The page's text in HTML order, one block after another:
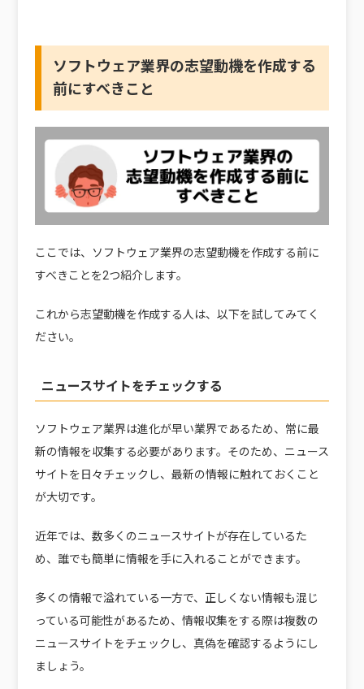
ソフトウェア業界の志望動機を作成する
前にすべきこと
ここでは、ソフトウェア業界の志望動機を作成する前に
すべきことを2つ紹介します。
これから志望動機を作成する人は、以下を試してみてく
ださい。
ニュースサイトをチェックする
ソフトウェア業界は進化が早い業界であるため、常に最
新の情報を収集する必要があります。そのため、ニュース
サイトを日々チェックし、最新の情報に触れておくこと
が大切です。
近年では、数多くのニュースサイトが存在しているた
め、誰でも簡単に情報を手に入れることができます。
多くの情報で溢れている一方で、正しくない情報も混じ
っている可能性があるため、情報収集をする際は複数の
ニュースサイトをチェックし、真偽を確認するようにし
ましょう。